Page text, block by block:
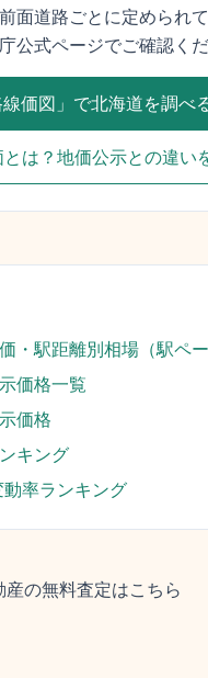
面道路ごとに定められ
公式ページでご確認くだ
価図」で北海道を調べ
は？地価公示との違い
・駅距離別相場（駅ペー
価格一覧
価格
キング
率ランキング
産の無料査定はこちら